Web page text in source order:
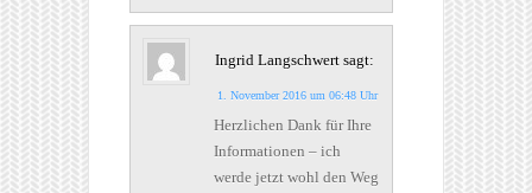
Ingrid Langschwert sagt:
1. November 2016 um 06:48 Uhr
Herzlichen Dank für Ihre
Informationen – ich
werde jetzt wohl den Weg